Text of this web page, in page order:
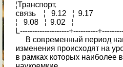
¦Транспорт,
связь ¦ 9.12 ¦ 9.17
¦ 9.08 ¦ 9.02 ¦
L--------------------+----------
В современный период
изменения происходят на
в рамках которых наиболее